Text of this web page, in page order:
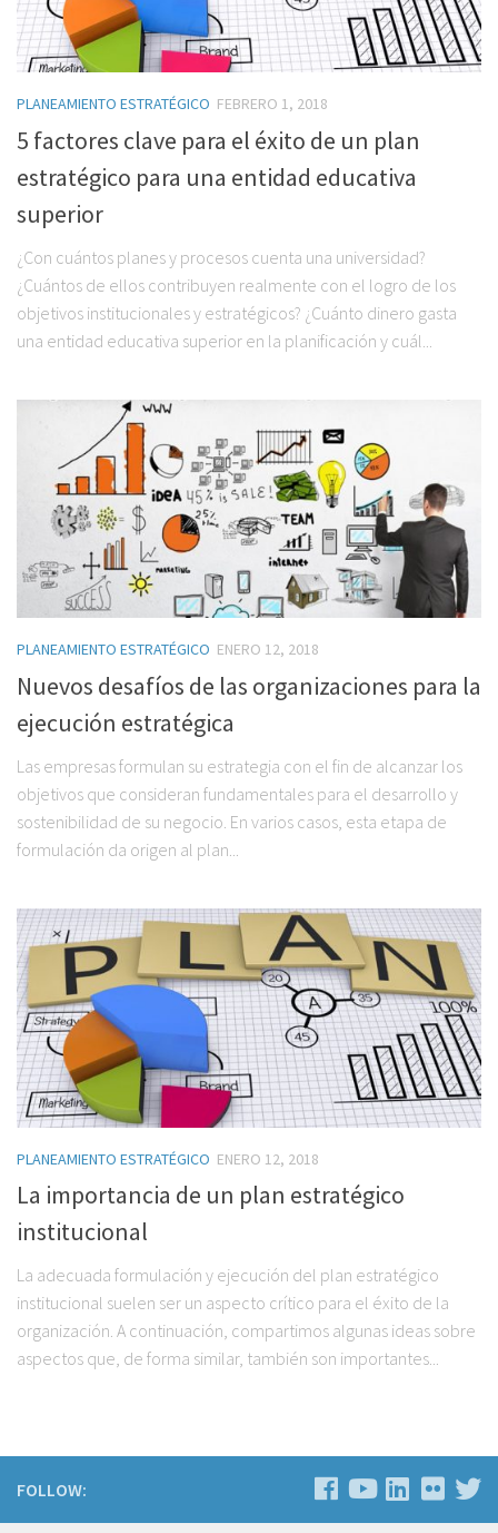
PLANEAMIENTO ESTRATÉGICO FEBRERO 1, 2018
5 factores clave para el éxito de un plan
estratégico para una entidad educativa
superior
¿Con cuántos planes y procesos cuenta una universidad?
¿Cuántos de ellos contribuyen realmente con el logro de los
objetivos institucionales y estratégicos? ¿Cuánto dinero gasta
una entidad educativa superior en la planificación y cuál...
PLANEAMIENTO ESTRATÉGICO ENERO 12, 2018
Nuevos desafíos de las organizaciones para la
ejecución estratégica
Las empresas formulan su estrategia con el fin de alcanzar los
objetivos que consideran fundamentales para el desarrollo y
sostenibilidad de su negocio. En varios casos, esta etapa de
formulación da origen al plan...
PLANEAMIENTO ESTRATÉGICO ENERO 12, 2018
La importancia de un plan estratégico
institucional
La adecuada formulación y ejecución del plan estratégico
institucional suelen ser un aspecto crítico para el éxito de la
organización. A continuación, compartimos algunas ideas sobre
aspectos que, de forma similar, también son importantes...
FOLLOW: